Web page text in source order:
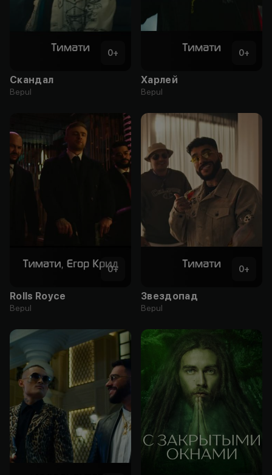
0+
Скандал
Bepul
0+
Харлей
Bepul
0+
Rolls Royce
Bepul
0+
Звездопад
Bepul